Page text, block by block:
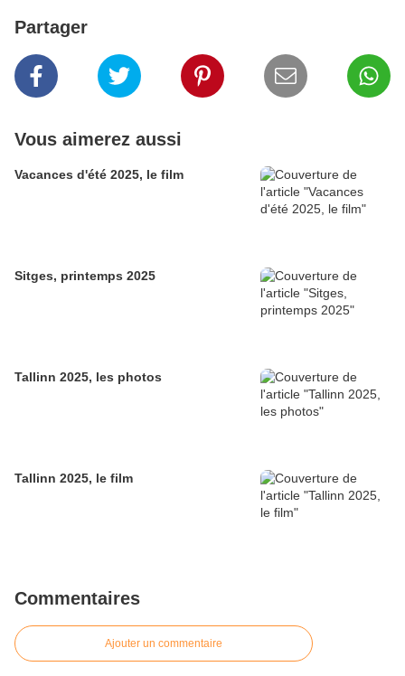
Partager
Vous aimerez aussi
Vacances d'été 2025, le film
Sitges, printemps 2025
Tallinn 2025, les photos
Tallinn 2025, le film
Commentaires
Ajouter un commentaire